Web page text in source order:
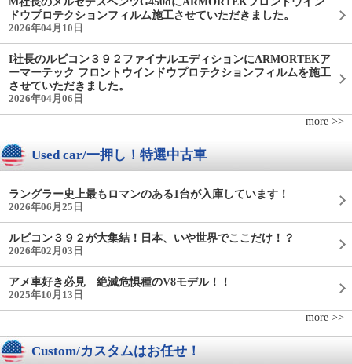
ドウプロテクションフィルム施工させていただきました。
2026年04月10日
I社長のルビコン３９２ファイナルエディションにARMORTEKア
ーマーテック フロントウインドウプロテクションフィルムを施工
させていただきました。
2026年04月06日
more >>
Used car/一押し！特選中古車
ラングラー史上最もロマンのある1台が入庫しています！
2026年06月25日
ルビコン３９２が大集結！日本、いや世界でここだけ！？
2026年02月03日
アメ車好き必見 絶滅危惧種のV8モデル！！
2025年10月13日
more >>
Custom/カスタムはお任せ！